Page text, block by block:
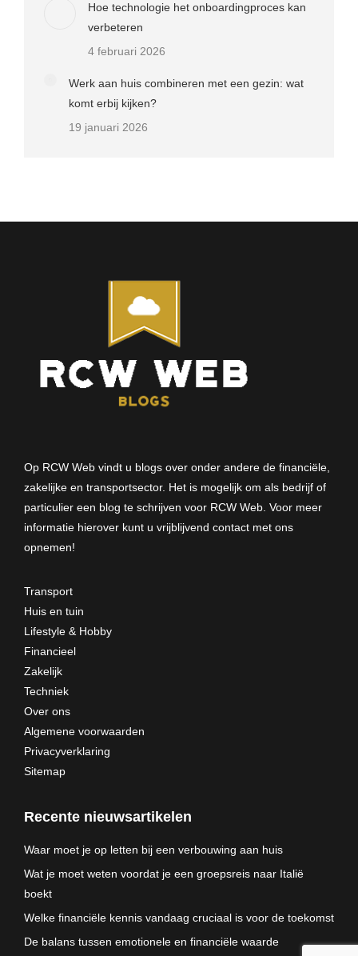
Hoe technologie het onboardingproces kan
verbeteren
4 februari 2026
Werk aan huis combineren met een gezin: wat
komt erbij kijken?
19 januari 2026
Op RCW Web vindt u blogs over onder andere de financiële,
zakelijke en transportsector. Het is mogelijk om als bedrijf of
particulier een blog te schrijven voor RCW Web. Voor meer
informatie hierover kunt u vrijblijvend contact met ons
opnemen!
Transport
Huis en tuin
Lifestyle & Hobby
Financieel
Zakelijk
Techniek
Over ons
Algemene voorwaarden
Privacyverklaring
Sitemap
Recente nieuwsartikelen
Waar moet je op letten bij een verbouwing aan huis
Wat je moet weten voordat je een groepsreis naar Italië
boekt
Welke financiële kennis vandaag cruciaal is voor de toekomst
De balans tussen emotionele en financiële waarde